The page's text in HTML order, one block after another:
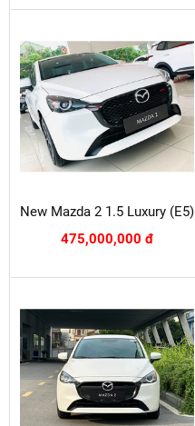
New Mazda 2 1.5 Luxury (E5)
475,000,000 đ